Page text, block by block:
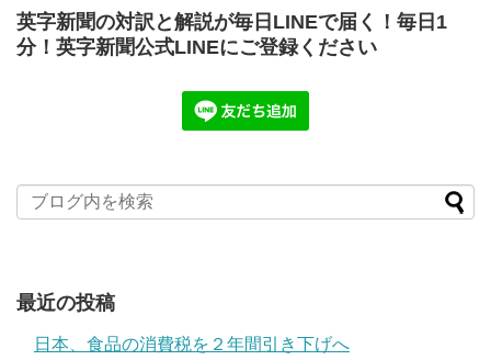
英字新聞の対訳と解説が毎日LINEで届く！毎日1
分！英字新聞公式LINEにご登録ください
最近の投稿
日本、食品の消費税を２年間引き下げへ